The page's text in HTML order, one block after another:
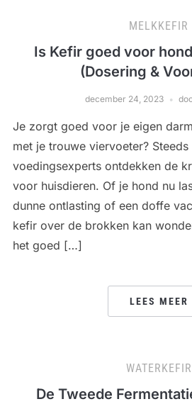
MELKKEFIR
Is Kefir goed voor
(Dosering &
december 24, 2023
Je zorgt goed voor je eigen
met je trouwe viervoeter?
voedingsexperts ontdekken de
voor huisdieren. Of je hond nu
dunne ontlasting of een doffe
kefir over de brokken kan
het goed […]
LEES MEER
WATERKEFIR
De Tweede